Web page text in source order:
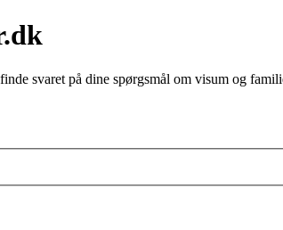
svaret på dine spørgsmål om visum og